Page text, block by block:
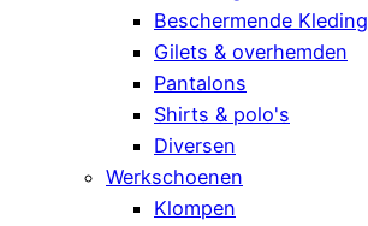
Beschermende Kleding
Gilets & overhemden
Pantalons
Shirts & polo's
Diversen
Werkschoenen
Klompen